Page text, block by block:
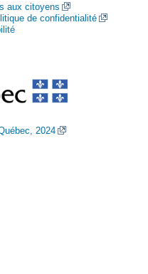
aux citoyens
de confidentialité
2024